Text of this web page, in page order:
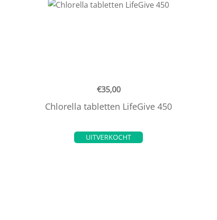
€35,00
Chlorella tabletten LifeGive 450
UITVERKOCHT